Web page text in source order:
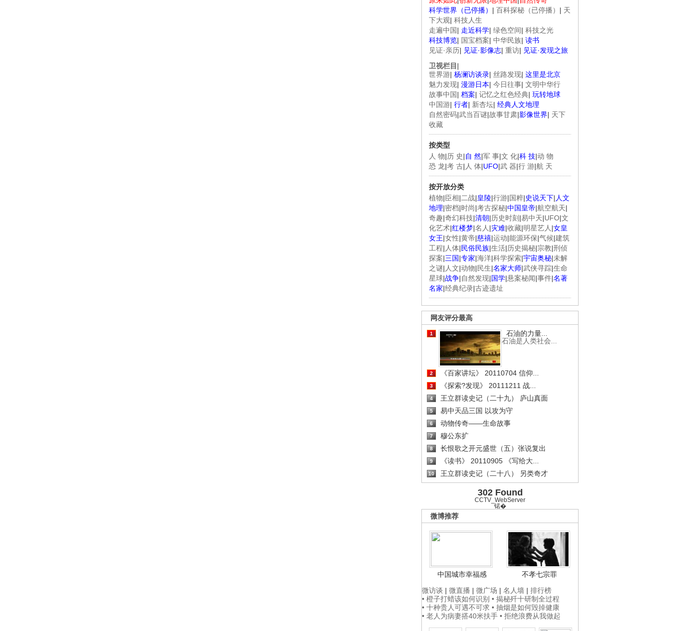
科学世界（已停播） | 百科探秘（已停播） | 天
下大观| 科技人生
走遍中国| 走近科学| 绿色空间| 科技之光
科技博览| 国宝档案| 中华民族| 读书
见证·亲历| 见证·影像志| 重访| 见证·发现之旅
卫视栏目 |
世界游| 杨澜访谈录| 丝路发现| 这里是北京
魅力发现| 漫游日本| 今日往事| 文明中华行
故事中国| 档案| 记忆之红色经典| 玩转地球
中国游| 行者| 新杏坛| 经典人文地理
自然密码|武当百谜|故事甘肃|影像世界| 天下
收藏
按类型
人 物|历 史|自 然|军 事|文 化|科 技|动 物
恐 龙|考 古| 人 体|UFO|武 器|行 游|航 天
按开放分类
植物|臣相|二战|皇陵|行游|国粹|史说天下| 人文
地理|密档|时尚|考古探秘|中国皇帝|航空航天|
奇趣|奇幻科技|清朝|历史时刻 |易中天|UFO|文
化艺术|红楼梦|名人 |灾难|收藏|明星艺人 |女皇
女王|女性|黄帝|慈禧|运动|能源环保|气候|建筑
工程| 人体|民俗民族|生活|历史揭秘|宗教|刑侦
探案|三国|专家|海洋|科学探索|宇宙奥秘|未解
之谜| 人文|动物|民生|名家大师|武侠寻踪|生命
星球|战争|自然发现|国学|悬案秘闻|事件|名著
名家|经典纪录|古迹遗址
网友评分最高
1
石油的力量...
石油是人类社会...
2 《百家讲坛》 20110704 信仰...
3 《探索?发现》 20111211 战...
4 王立群读史记（二十九） 庐山真面
5 易中天品三国 以攻为守
6 动物传奇——生命故事
7 穆公东扩
8 长恨歌之开元盛世（五）张说复出
9 《读书》 20110905 《写给大...
10 王立群读史记（二十八） 另类奇才
302 Found
CCTV_WebServer
锘�
微博推荐
中国城市幸福感
不孝七宗罪
微访谈 | 微直播 | 微广场 | 名人墙 | 排行榜
• 橙子打蜡该如何识别 • 揭秘歼十研制全过程
• 十种贵人可遇不可求 • 抽烟是如何毁掉健康
• 老人为病妻搭40米扶手 • 拒绝浪费从我做起